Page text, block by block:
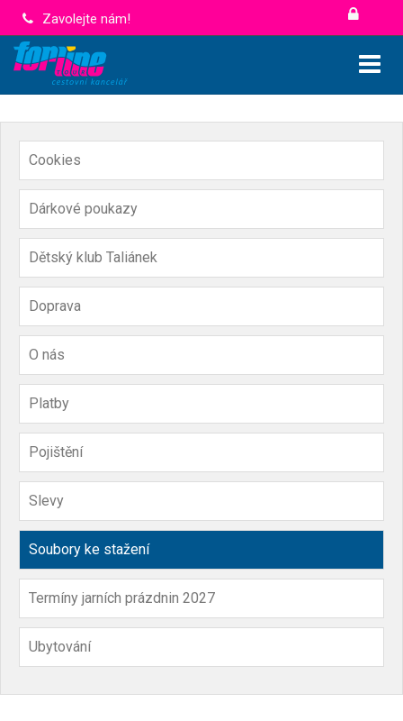
Zavolejte nám!
Cookies
Dárkové poukazy
Dětský klub Taliánek
Doprava
O nás
Platby
Pojištění
Slevy
Soubory ke stažení
Termíny jarních prázdnin 2027
Ubytování